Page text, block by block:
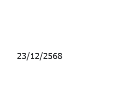
23/12/2568